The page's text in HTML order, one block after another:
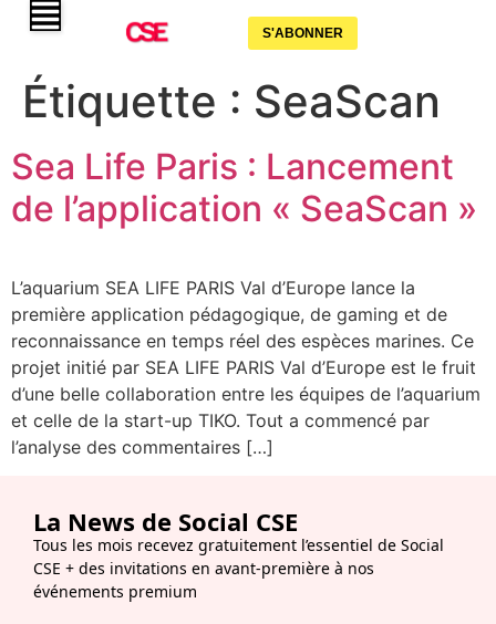
S'ABONNER
Étiquette : SeaScan
Sea Life Paris : Lancement
de l’application « SeaScan »
L’aquarium SEA LIFE PARIS Val d’Europe lance la
première application pédagogique, de gaming et de
reconnaissance en temps réel des espèces marines. Ce
projet initié par SEA LIFE PARIS Val d’Europe est le fruit
d’une belle collaboration entre les équipes de l’aquarium
et celle de la start-up TIKO. Tout a commencé par
l’analyse des commentaires […]
La News de Social CSE
Tous les mois recevez gratuitement l’essentiel de Social
CSE + des invitations en avant-première à nos
événements premium